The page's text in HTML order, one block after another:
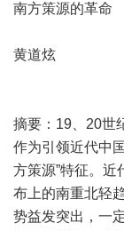
南方策源的革命
黄道炫
摘要：19、20世
作为引领近代中
方策源”特征。近
布上的南重北轻
势益发突出，一